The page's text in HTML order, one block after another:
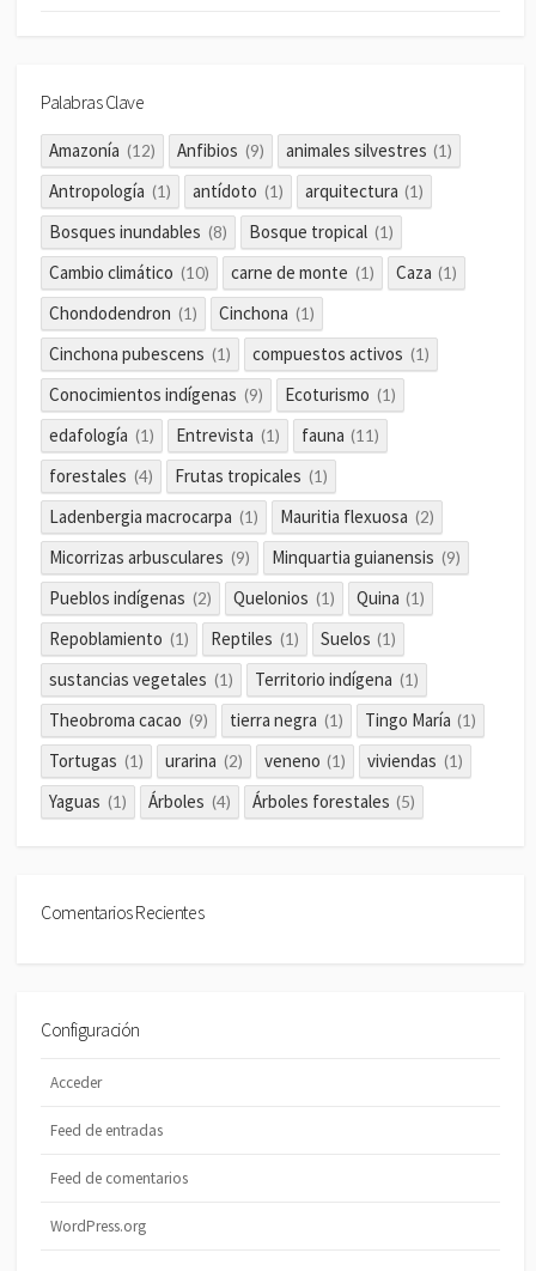
Palabras Clave
Amazonía (12) Anfibios (9) animales silvestres (1)
Antropología (1) antídoto (1) arquitectura (1)
Bosques inundables (8) Bosque tropical (1)
Cambio climático (10) carne de monte (1) Caza (1)
Chondodendron (1) Cinchona (1)
Cinchona pubescens (1) compuestos activos (1)
Conocimientos indígenas (9) Ecoturismo (1)
edafología (1) Entrevista (1) fauna (11)
forestales (4) Frutas tropicales (1)
Ladenbergia macrocarpa (1) Mauritia flexuosa (2)
Micorrizas arbusculares (9) Minquartia guianensis (9)
Pueblos indígenas (2) Quelonios (1) Quina (1)
Repoblamiento (1) Reptiles (1) Suelos (1)
sustancias vegetales (1) Territorio indígena (1)
Theobroma cacao (9) tierra negra (1) Tingo María (1)
Tortugas (1) urarina (2) veneno (1) viviendas (1)
Yaguas (1) Árboles (4) Árboles forestales (5)
Comentarios Recientes
Configuración
Acceder
Feed de entradas
Feed de comentarios
WordPress.org